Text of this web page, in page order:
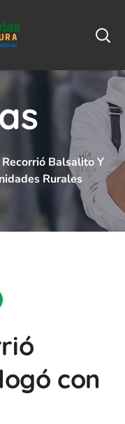
Balsalito Y
Rurales
con